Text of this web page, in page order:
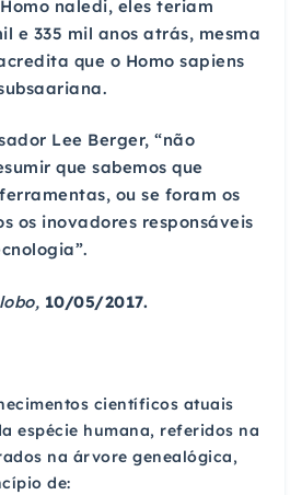
naledi, eles teriam
e 335 mil anos atrás, mesma
que o Homo sapiens
Lee Berger, “não
que sabemos que
ou se foram os
os inovadores responsáveis
10/05/2017.
científicos atuais
espécie humana, referidos na
na árvore genealógica,
de: